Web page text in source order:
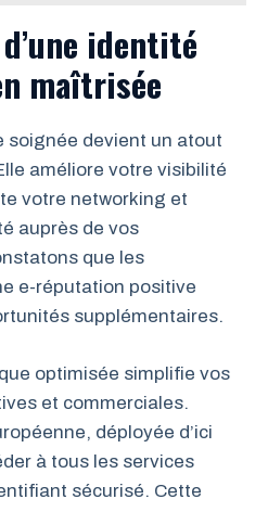
identité
maîtrisée
soignée devient un atout
améliore votre visibilité
votre networking et
auprès de vos
que les
e-réputation positive
supplémentaires.
optimisée simplifie vos
et commerciales.
déployée d’ici
à tous les services
sécurisé. Cette